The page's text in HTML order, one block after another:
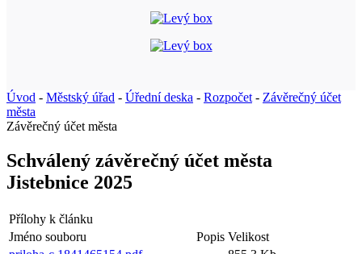
Úvod - Městský úřad - Úřední deska - Rozpočet- Závěrečný účet
města
Závěrečný účet města
Schválený závěrečný účet města
Jistebnice 2025
Přílohy k článku
Jméno souboru
Popis Velikost